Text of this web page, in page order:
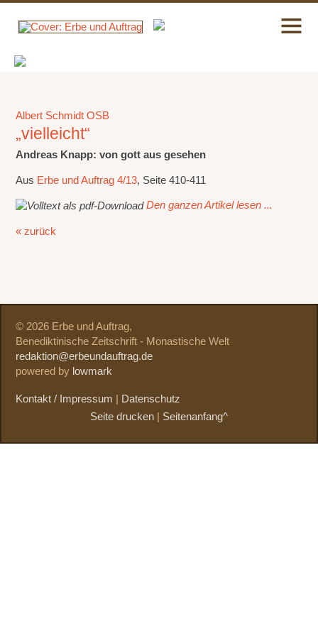
Albert Schmidt OSB
„vielleicht“
Andreas Knapp: von gott aus gesehen
Aus Erbe und Auftrag 4/13, Seite 410-411
Den ganzen Artikel lesen ...
« zurück
© 2026 Erbe und Auftrag,
Benediktinische Zeitschrift - Monastische Welt
redaktion@erbeundauftrag.de
powered by lowmark
Kontakt / Impressum
Datenschutz
Seite drucken
Seitenanfang^